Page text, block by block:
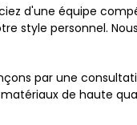
d'une équipe
style personnel.
par une
de haute